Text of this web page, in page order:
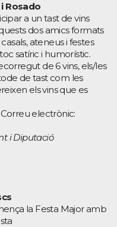
Rosado
a un tast de vins
dos amics formats
ateneus i festes
satíric i humorístic.
de 6 vins, els/les
de tast com les
els vins que es
electrònic:
i Diputació
la Festa Major amb